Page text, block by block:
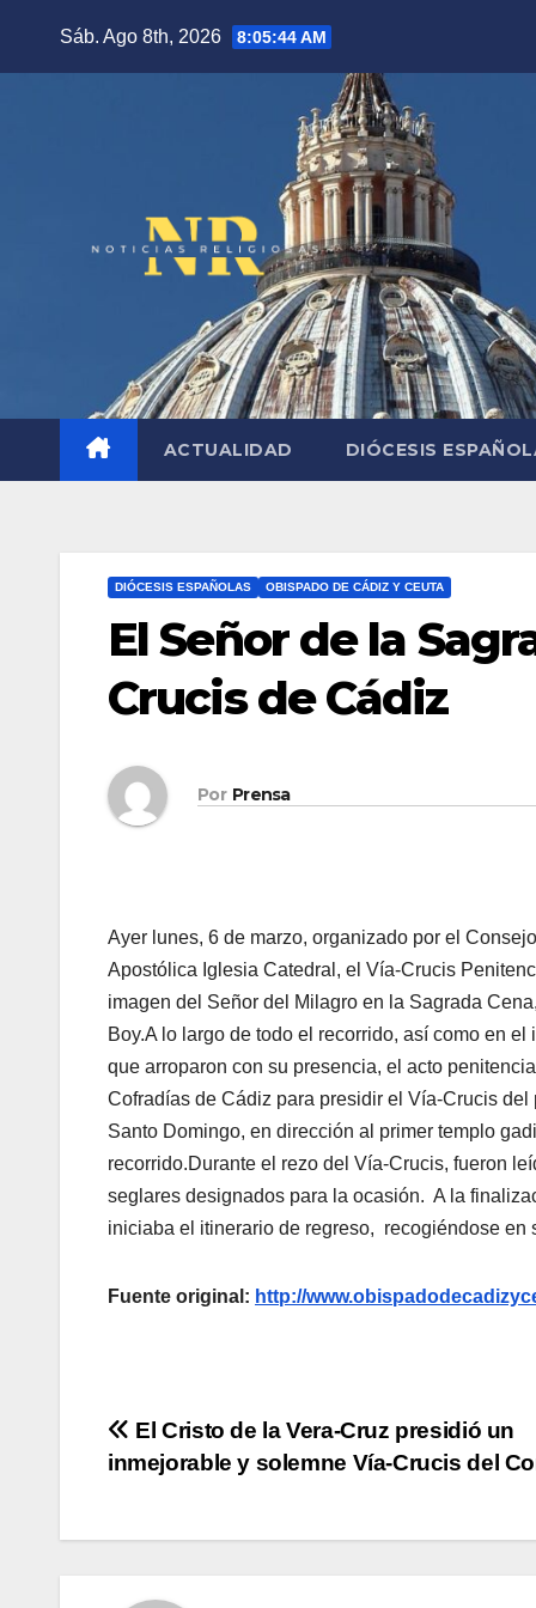
Sáb. Ago 8th, 2026 8:05:45 AM
ACTUALIDAD DIÓCESIS
DIÓCESIS ESPAÑOLAS OBISPADO DE CÁDIZ Y CEUTA
El Señor de la
Crucis de Cádiz
Por Prensa
Ayer lunes, 6 de marzo, organizado por el
Apostólica Iglesia Catedral, el Vía-Crucis
imagen del Señor del Milagro en la Sagrada
Boy.A lo largo de todo el recorrido, así como en
que arroparon con su presencia, el acto
Cofradías de Cádiz para presidir el Vía-Crucis
Santo Domingo, en dirección al primer templo
recorrido.Durante el rezo del Vía-Crucis, fueron
seglares designados para la ocasión. A la
iniciaba el itinerario de regreso, recogiéndose en
Fuente original: http://
Navegación
entradas
El Cristo de la Vera-Cruz presidió un
inmejorable y solemne Vía-Crucis del